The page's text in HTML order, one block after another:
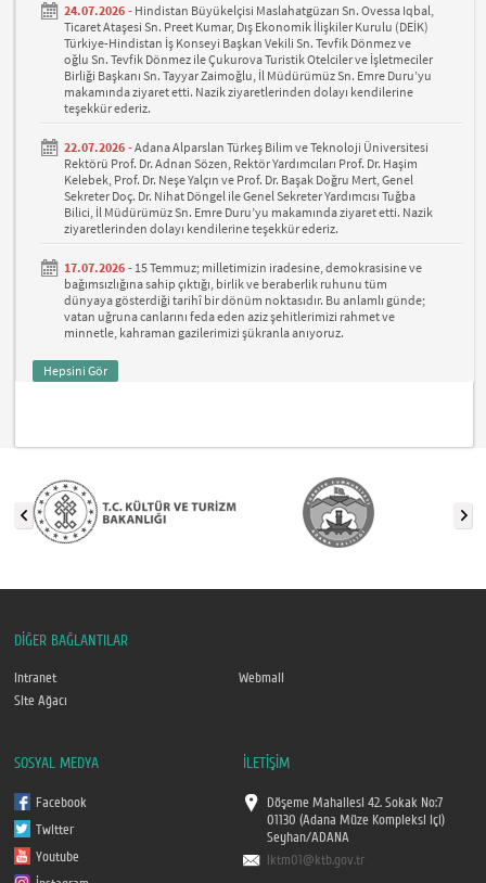
24.07.2026 - Hindistan Büyükelçisi Maslahatgüzarı Sn. Ovessa Iqbal,
Ticaret Ataşesi Sn. Preet Kumar, Dış Ekonomik İlişkiler Kurulu (DEİK)
Türkiye-Hindistan İş Konseyi Başkan Vekili Sn. Tevfik Dönmez ve
oğlu Sn. Tevfik Dönmez ile Çukurova Turistik Otelciler ve İşletmeciler
Birliği Başkanı Sn. Tayyar Zaimoğlu, İl Müdürümüz Sn. Emre Duru’yu
makamında ziyaret etti. Nazik ziyaretlerinden dolayı kendilerine
teşekkür ederiz.
22.07.2026 -Adana Alparslan Türkeş Bilim ve Teknoloji Üniversitesi
Rektörü Prof. Dr. Adnan Sözen, Rektör Yardımcıları Prof. Dr. Haşim
Kelebek, Prof. Dr. Neşe Yalçın ve Prof. Dr. Başak Doğru Mert, Genel
Sekreter Doç. Dr. Nihat Döngel ile Genel Sekreter Yardımcısı Tuğba
Bilici, İl Müdürümüz Sn. Emre Duru’yu makamında ziyaret etti. Nazik
ziyaretlerinden dolayı kendilerine teşekkür ederiz.
17.07.2026 - 15 Temmuz; milletimizin iradesine, demokrasisine ve
bağımsızlığına sahip çıktığı, birlik ve beraberlik ruhunu tüm
dünyaya gösterdiği tarihî bir dönüm noktasıdır. Bu anlamlı günde;
vatan uğruna canlarını feda eden aziz şehitlerimizi rahmet ve
minnetle, kahraman gazilerimizi şükranla anıyoruz.
Hepsini Gör
DİĞER BAĞLANTILAR
Intranet
Webmail
Site Ağacı
SOSYAL MEDYA
Facebook
Twitter
Youtube
İLETİŞİM
Döşeme Mahallesi 42. Sokak No:7
01130 (Adana Müze Kompleksi içi)
Seyhan/ADANA
iktm01@ktb.gov.tr